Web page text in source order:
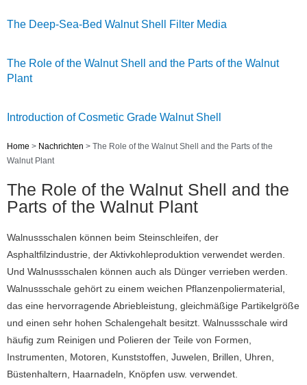
The Deep-Sea-Bed Walnut Shell Filter Media
The Role of the Walnut Shell and the Parts of the Walnut
Plant
Introduction of Cosmetic Grade Walnut Shell
Home > Nachrichten > The Role of the Walnut Shell and the Parts of the
Walnut Plant
The Role of the Walnut Shell and the
Parts of the Walnut Plant
Walnussschalen können beim Steinschleifen, der
Asphaltfilzindustrie, der Aktivkohleproduktion verwendet werden.
Und Walnussschalen können auch als Dünger verrieben werden.
Walnussschale gehört zu einem weichen Pflanzenpoliermaterial,
das eine hervorragende Abriebleistung, gleichmäßige Partikelgröße
und einen sehr hohen Schalengehalt besitzt. Walnussschale wird
häufig zum Reinigen und Polieren der Teile von Formen,
Instrumenten, Motoren, Kunststoffen, Juwelen, Brillen, Uhren,
Büstenhaltern, Haarnadeln, Knöpfen usw. verwendet.